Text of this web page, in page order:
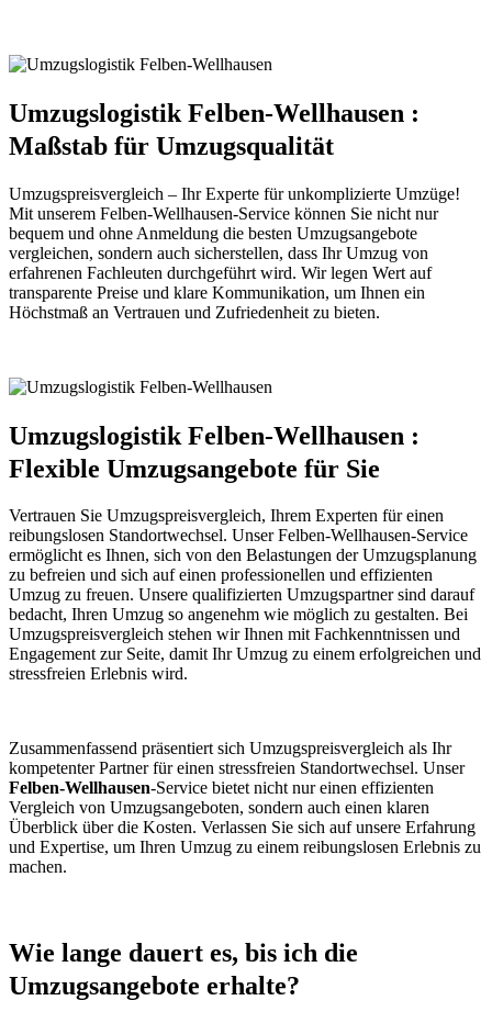
Umzugslogistik Felben-Wellhausen :
Maßstab für Umzugsqualität
Umzugspreisvergleich – Ihr Experte für unkomplizierte Umzüge!
Mit unserem Felben-Wellhausen-Service können Sie nicht nur
bequem und ohne Anmeldung die besten Umzugsangebote
vergleichen, sondern auch sicherstellen, dass Ihr Umzug von
erfahrenen Fachleuten durchgeführt wird. Wir legen Wert auf
transparente Preise und klare Kommunikation, um Ihnen ein
Höchstmaß an Vertrauen und Zufriedenheit zu bieten.
Umzugslogistik Felben-Wellhausen :
Flexible Umzugsangebote für Sie
Vertrauen Sie Umzugspreisvergleich, Ihrem Experten für einen
reibungslosen Standortwechsel. Unser Felben-Wellhausen-Service
ermöglicht es Ihnen, sich von den Belastungen der Umzugsplanung
zu befreien und sich auf einen professionellen und effizienten
Umzug zu freuen. Unsere qualifizierten Umzugspartner sind darauf
bedacht, Ihren Umzug so angenehm wie möglich zu gestalten. Bei
Umzugspreisvergleich stehen wir Ihnen mit Fachkenntnissen und
Engagement zur Seite, damit Ihr Umzug zu einem erfolgreichen und
stressfreien Erlebnis wird.
Zusammenfassend präsentiert sich Umzugspreisvergleich als Ihr
kompetenter Partner für einen stressfreien Standortwechsel. Unser
Felben-Wellhausen-Service bietet nicht nur einen effizienten
Vergleich von Umzugsangeboten, sondern auch einen klaren
Überblick über die Kosten. Verlassen Sie sich auf unsere Erfahrung
und Expertise, um Ihren Umzug zu einem reibungslosen Erlebnis zu
machen.
Wie lange dauert es, bis ich die
Umzugsangebote erhalte?